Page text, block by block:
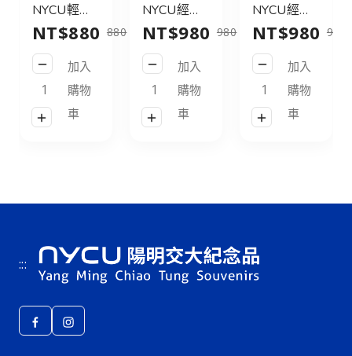
NYCU輕旅
行後背包
21L_黑／
NYCU
Logo
Backpack
21L_Black
NT$880 880
加入
購物
車
NYCU經典
後背包31L
皮標款_黑
／NYCU
Logo
Backpack
31L_Black
NT$980 980
加入
購物
車
NYCU經典
後背包31L
皮標款_灰
綠／NYCU
Logo
Backpack
31L_Green
NT$980 980
加入
購物
車
:::